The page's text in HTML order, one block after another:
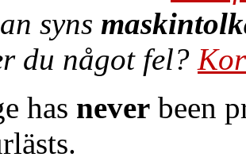
syns
du något fel?
has never been